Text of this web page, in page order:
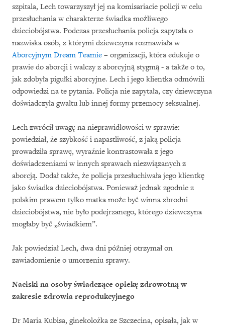
szpitala, Lech towarzyszył jej na komisariacie policji w celu
przesłuchania w charakterze świadka możliwego
dzieciobójstwa. Podczas przesłuchania policja zapytała o
nazwiska osób, z którymi dziewczyna rozmawiała w
Aborcyjnym Dream Teamie – organizacji, która edukuje o
prawie do aborcji i walczy z aborcyjną stygmą - a także o to,
jak zdobyła pigułki aborcyjne. Lech i jego klientka odmówili
odpowiedzi na te pytania. Policja nie zapytała, czy dziewczyna
doświadczyła gwałtu lub innej formy przemocy seksualnej.
Lech zwrócił uwagę na nieprawidłowości w sprawie:
powiedział, że szybkość i napastliwość, z jaką policja
prowadziła sprawę, wyraźnie kontrastowała z jego
doświadczeniami w innych sprawach niezwiązanych z
aborcją. Dodał także, że policja przesłuchiwała jego klientkę
jako świadka dzieciobójstwa. Ponieważ jednak zgodnie z
polskim prawem tylko matka może być winna zbrodni
dzieciobójstwa, nie było podejrzanego, którego dziewczyna
mogłaby być „świadkiem”.
Jak powiedział Lech, dwa dni później otrzymał on
zawiadomienie o umorzeniu sprawy.
Naciski na osoby świadczące opiekę zdrowotną w
zakresie zdrowia reprodukcyjnego
Dr Maria Kubisa, ginekolożka ze Szczecina, opisała, jak w